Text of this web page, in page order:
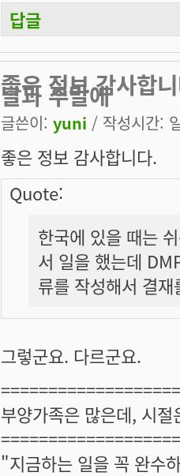
답글
좋은 정보 감사합
날과 주말에
글쓴이: yuni / 작성시간:
좋은 정보 감사합니다.
Quote:
한국에 있을 때는
서 일을 했는데
류를 작성해서 결
그렇군요. 다르군요.
부양가족은 많은데, 시
"지금하는 일을 꼭 완수